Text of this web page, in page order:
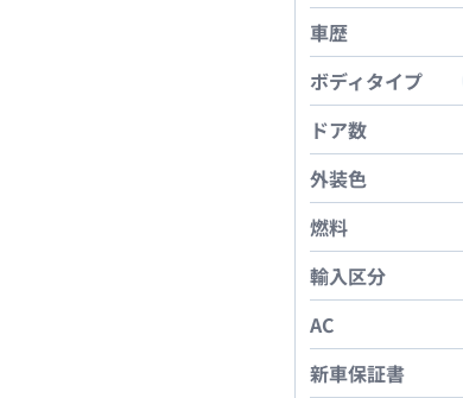
車歴
ボディタイプ
ドア数
外装色
燃料
輸入区分
AC
新車保証書